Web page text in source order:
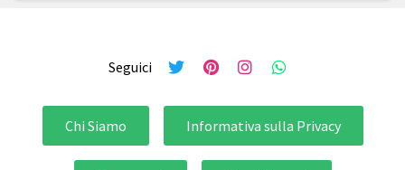
Seguici
Chi Siamo Informativa sulla Privacy